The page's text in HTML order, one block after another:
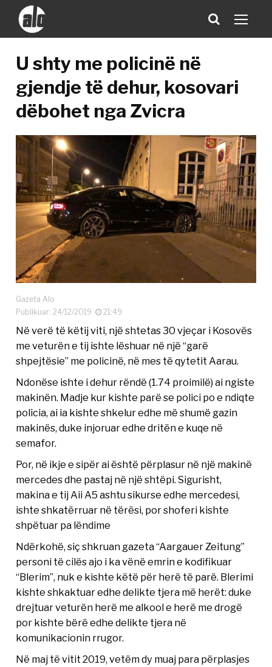
U shty me policinë në
gjendje të dehur, kosovari
dëbohet nga Zvicra
Gazeta Alo
Publikuar: 24/12/2019
21:49
Në verë të këtij viti, një shtetas 30 vjeçar i Kosovës
me veturën e tij ishte lëshuar në një “garë
shpejtësie” me policinë, në mes të qytetit Aarau.
Ndonëse ishte i dehur rëndë (1.74 proimilë) ai ngiste
makinën. Madje kur kishte parë se polici po e ndiqte
policia, ai ia kishte shkelur edhe më shumë gazin
makinës, duke injoruar edhe dritën e kuqe në
semafor.
Por, në ikje e sipër ai është përplasur në një makinë
mercedes dhe pastaj në një shtëpi. Sigurisht,
makina e tij Aii A5 ashtu sikurse edhe mercedesi,
ishte shkatërruar në tërësi, por shoferi kishte
shpëtuar pa lëndime
Ndërkohë, siç shkruan gazeta “Aargauer Zeitung”
personi të cilës ajo i ka vënë emrin e kodifikuar
“Blerim”, nuk e kishte këtë për herë të parë. Blerimi
kishte shkaktuar edhe delikte tjera më herët: duke
drejtuar veturën herë me alkool e herë me drogë
por kishte bërë edhe delikte tjera në
komunikacionin rrugor.
Në maj të vitit 2019, vetëm dy muaj para përplasjes